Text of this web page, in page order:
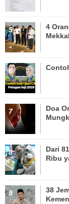
4
Doa
Dari
Ribu
38